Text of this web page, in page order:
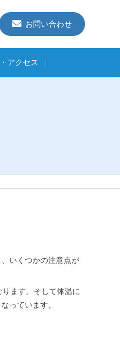
お問い合わせ
アクセス
いくつかの注意点が
ます。そして体温に
っています。